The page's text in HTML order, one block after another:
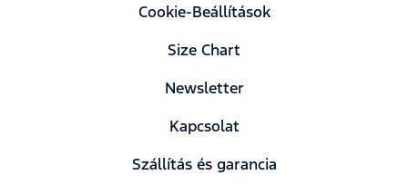
Cookie-Beállítások
Size Chart
Newsletter
Kapcsolat
Szállítás és garancia